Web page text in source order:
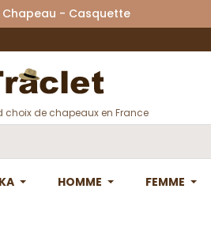
Chapeau - Casquette
choix de chapeaux en France
HOMME FEMME